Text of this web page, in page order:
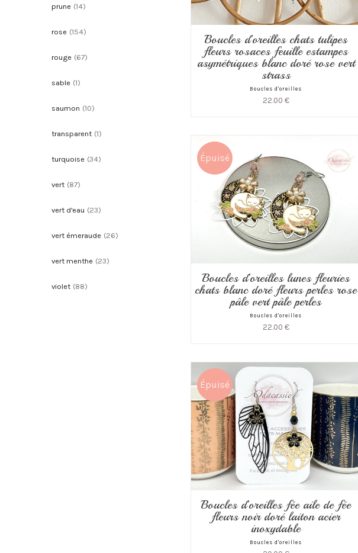
Boucles d’oreilles chats tulipes
fleurs rosaces feuille estampes
asymétriques blanc doré rose vert
strass
Boucles d'oreilles
22.00 €
Épuisé
Boucles d’oreilles lunes fleuries
chats blanc doré fleurs perles rose
pâle vert pâle perles
Boucles d'oreilles
22.00 €
Épuisé
Boucles d’oreilles fée aile de fée
fleurs noir doré laiton acier
inoxydable
Boucles d'oreilles
prune (14)
rose (154)
rouge (67)
sable (1)
saumon (10)
transparent (1)
turquoise (34)
vert (87)
vert d'eau (23)
vert émeraude (26)
vert menthe (23)
violet (88)